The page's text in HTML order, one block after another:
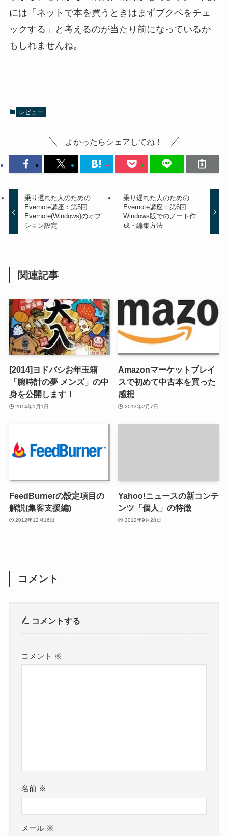
には「ネットで本を買うときはまずブクペをチェ
ックする」と考えるのが当たり前になっているか
もしれませんね。
レビュー
よかったらシェアしてね！
乗り遅れた人のための
Evernote講座：第5回
Evernote(Windows)のオプ
ション設定
乗り遅れた人のための
Evernote講座：第6回
Windows版でのノート作
成・編集方法
関連記事
[2014]ヨドバシお年玉箱
「腕時計の夢 メンズ」の中
身を公開します！
2014年1月1日
Amazonマーケットプレイ
スで初めて中古本を買った
感想
2013年2月7日
FeedBurnerの設定項目の
解説(集客支援編)
2012年12月16日
Yahoo!ニュースの新コンテ
ンツ「個人」の特徴
2012年9月28日
コメント
コメントする
コメント ※
名前 ※
メール ※